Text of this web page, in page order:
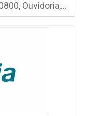
Ouvidoria,…